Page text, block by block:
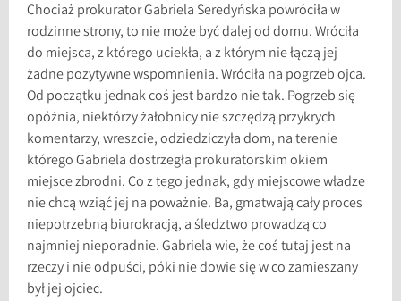
Chociaż prokurator Gabriela Seredyńska powróciła w
rodzinne strony, to nie może być dalej od domu. Wróciła
do miejsca, z którego uciekła, a z którym nie łączą jej
żadne pozytywne wspomnienia. Wróciła na pogrzeb ojca.
Od początku jednak coś jest bardzo nie tak. Pogrzeb się
opóźnia, niektórzy żałobnicy nie szczędzą przykrych
komentarzy, wreszcie, odziedziczyła dom, na terenie
którego Gabriela dostrzegła prokuratorskim okiem
miejsce zbrodni. Co z tego jednak, gdy miejscowe władze
nie chcą wziąć jej na poważnie. Ba, gmatwają cały proces
niepotrzebną biurokracją, a śledztwo prowadzą co
najmniej nieporadnie. Gabriela wie, że coś tutaj jest na
rzeczy i nie odpuści, póki nie dowie się w co zamieszany
był jej ojciec.